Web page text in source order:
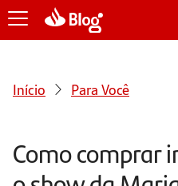
Início Para Você
Como comprar